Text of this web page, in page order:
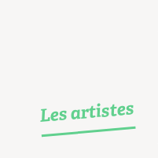
Les artistes